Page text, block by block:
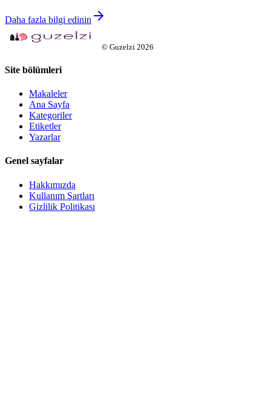
Daha fazla bilgi edinin
© Guzelzi 2026
Site bölümleri
Makaleler
Ana Sayfa
Kategoriler
Etiketler
Yazarlar
Genel sayfalar
Hakkımızda
Kullanım Şartları
Gizlilik Politikası